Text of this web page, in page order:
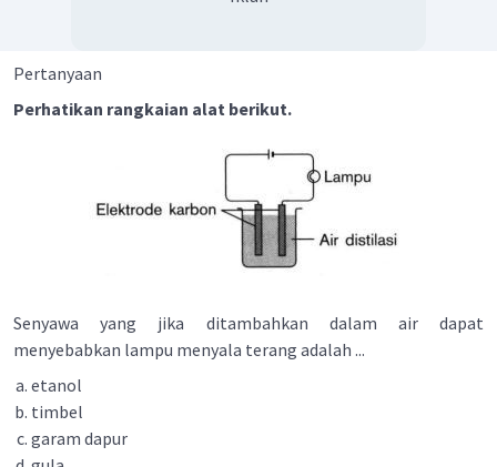
Pertanyaan
Perhatikan rangkaian alat berikut.
Senyawa yang jika ditambahkan dalam air dapat
menyebabkan lampu menyala terang adalah ...
etanol
timbel
garam dapur